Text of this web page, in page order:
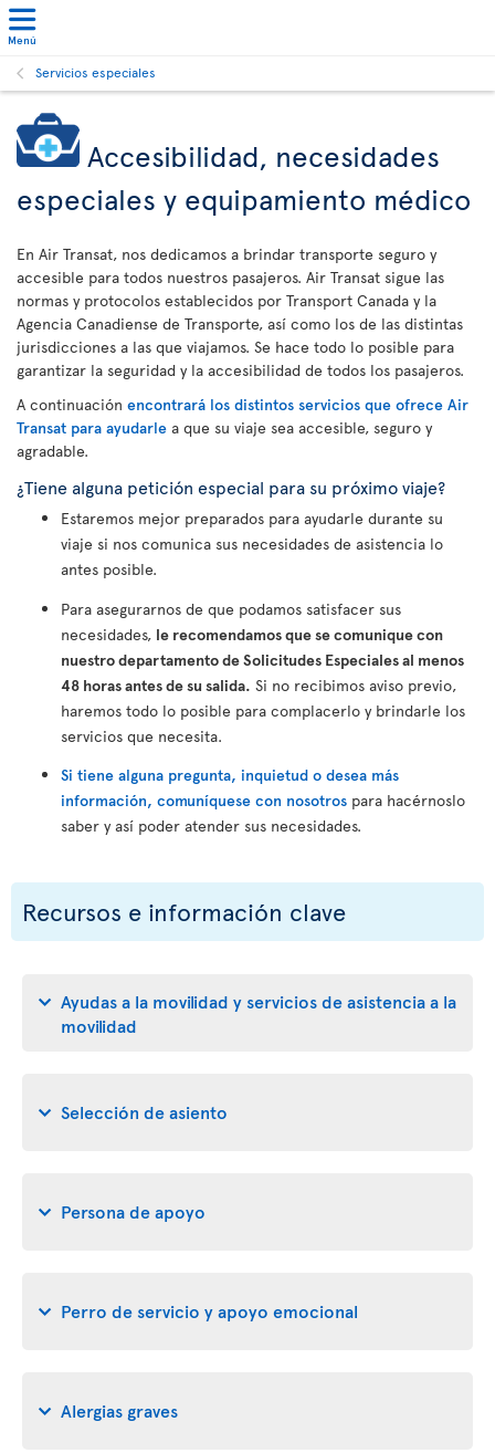
Menú
Servicios especiales
Accesibilidad, necesidades
especiales y equipamiento médico
En Air Transat, nos dedicamos a brindar transporte seguro y
accesible para todos nuestros pasajeros. Air Transat sigue las
normas y protocolos establecidos por Transport Canada y la
Agencia Canadiense de Transporte, así como los de las distintas
jurisdicciones a las que viajamos. Se hace todo lo posible para
garantizar la seguridad y la accesibilidad de todos los pasajeros.
A continuación encontrará los distintos servicios que ofrece Air
Transat para ayudarle a que su viaje sea accesible, seguro y
agradable.
¿Tiene alguna petición especial para su próximo viaje?
Estaremos mejor preparados para ayudarle durante su
viaje si nos comunica sus necesidades de asistencia lo
antes posible.
Para asegurarnos de que podamos satisfacer sus
necesidades, le recomendamos que se comunique con
nuestro departamento de Solicitudes Especiales al menos
48 horas antes de su salida. Si no recibimos aviso previo,
haremos todo lo posible para complacerlo y brindarle los
servicios que necesita.
Si tiene alguna pregunta, inquietud o desea más
información, comuníquese con nosotros para hacérnoslo
saber y así poder atender sus necesidades.
Recursos e información clave
Ayudas a la movilidad y servicios de asistencia a la
movilidad
Selección de asiento
Persona de apoyo
Perro de servicio y apoyo emocional
Alergias graves